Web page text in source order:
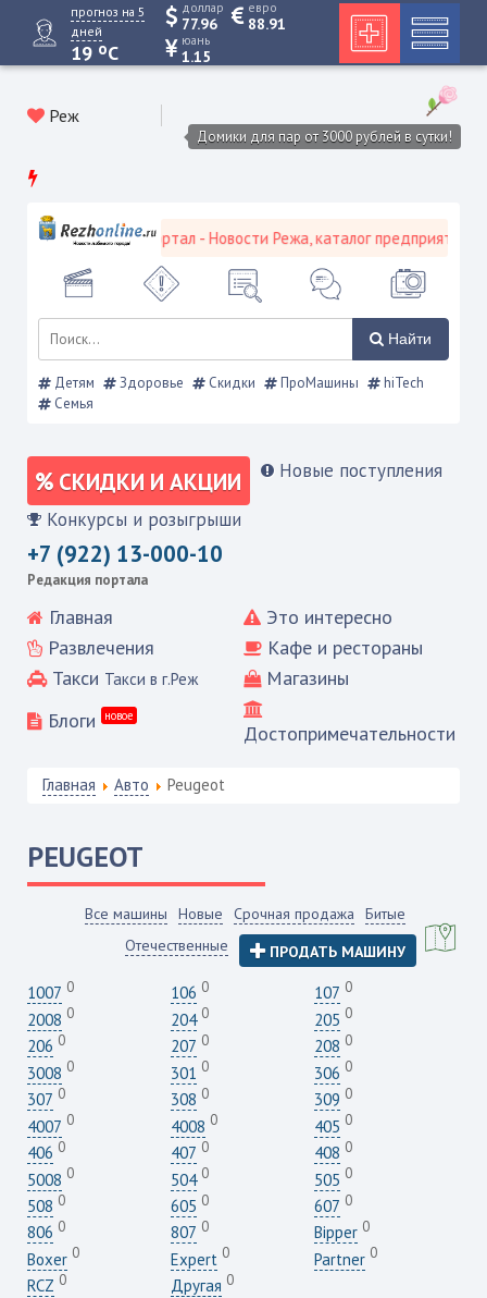
прогноз на 5
дней
19 oC
доллар
77.96
евро
88.91
юань
1.15
Реж
Домики для пар от 3000 рублей в сутки!
городской портал - Новости Режа, каталог предприятий,
Найти
Детям Здоровье Скидки ПроМашины
hiTech
Семья
СКИДКИ И АКЦИИ Новые поступления
Конкурсы и розыгрыши
+7 (922) 13-000-10
Редакция портала
Главная
Это интересно
Развлечения
Кафе и рестораны
Такси Такси в г.Реж
Магазины
Блоги
новое
Достопримечательности
Главная Авто Peugeot
PEUGEOT
Все машины Новые Срочная продажа
Битые
Отечественные
ПРОДАТЬ МАШИНУ
1007 0 106 0 107 0
2008 0 204 0 205 0
206 0 207 0 208 0
3008 0 301 0 306 0
307 0 308 0 309 0
4007 0 4008 0 405 0
406 0 407 0 408 0
5008 0 504 0 505 0
508 0 605 0 607 0
806 0 807 0 Bipper 0
Boxer 0 Expert 0 Partner 0
RCZ 0 Другая 0